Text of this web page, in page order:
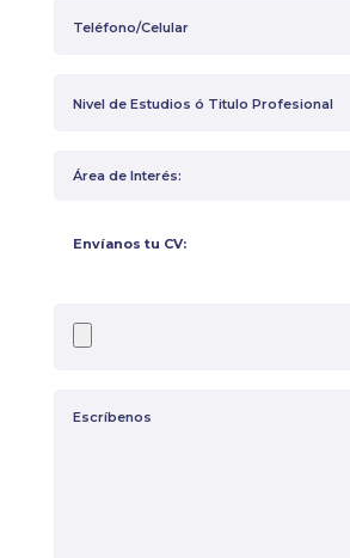
Envíanos tu CV: